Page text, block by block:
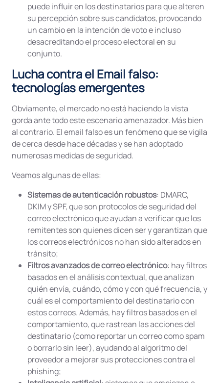
puede influir en los destinatarios para que alteren
su percepción sobre sus candidatos, provocando
un cambio en la intención de voto e incluso
desacreditando el proceso electoral en su
conjunto.
Lucha contra el Email falso:
tecnologías emergentes
Obviamente, el mercado no está haciendo la vista
gorda ante todo este escenario amenazador. Más bien
al contrario. El email falso es un fenómeno que se vigila
de cerca desde hace décadas y se han adoptado
numerosas medidas de seguridad.
Veamos algunas de ellas:
Sistemas de autenticación robustos: DMARC,
DKIM y SPF, que son protocolos de seguridad del
correo electrónico que ayudan a verificar que los
remitentes son quienes dicen ser y garantizan que
los correos electrónicos no han sido alterados en
tránsito;
Filtros avanzados de correo electrónico: hay filtros
basados en el análisis contextual, que analizan
quién envía, cuándo, cómo y con qué frecuencia, y
cuál es el comportamiento del destinatario con
estos correos. Además, hay filtros basados en el
comportamiento, que rastrean las acciones del
destinatario (como reportar un correo como spam
o borrarlo sin leer), ayudando al algoritmo del
proveedor a mejorar sus protecciones contra el
phishing;